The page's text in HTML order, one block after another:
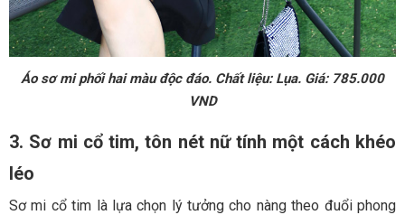
Áo sơ mi phối hai màu độc đáo. Chất liệu: Lụa. Giá: 785.000
VND
3. Sơ mi cổ tim, tôn nét nữ tính một cách khéo
léo
Sơ mi cổ tim là lựa chọn lý tưởng cho nàng theo đuổi phong